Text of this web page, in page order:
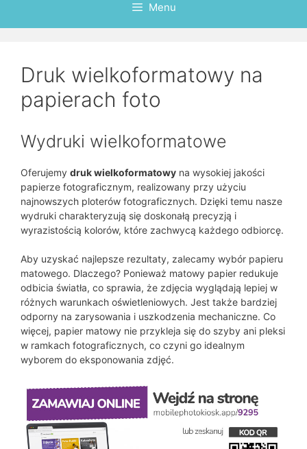
Menu
Druk wielkoformatowy na
papierach foto
Wydruki wielkoformatowe
Oferujemy druk wielkoformatowy na wysokiej jakości
papierze fotograficznym, realizowany przy użyciu
najnowszych ploterów fotograficznych. Dzięki temu nasze
wydruki charakteryzują się doskonałą precyzją i
wyrazistością kolorów, które zachwycą każdego odbiorcę.
Aby uzyskać najlepsze rezultaty, zalecamy wybór papieru
matowego. Dlaczego? Ponieważ matowy papier redukuje
odbicia światła, co sprawia, że zdjęcia wyglądają lepiej w
różnych warunkach oświetleniowych. Jest także bardziej
odporny na zarysowania i uszkodzenia mechaniczne. Co
więcej, papier matowy nie przykleja się do szyby ani pleksi
w ramkach fotograficznych, co czyni go idealnym
wyborem do eksponowania zdjęć.